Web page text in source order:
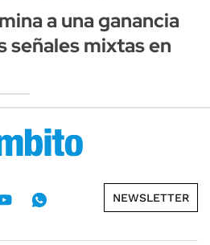
a una ganancia
señales mixtas en
NEWSLETTER